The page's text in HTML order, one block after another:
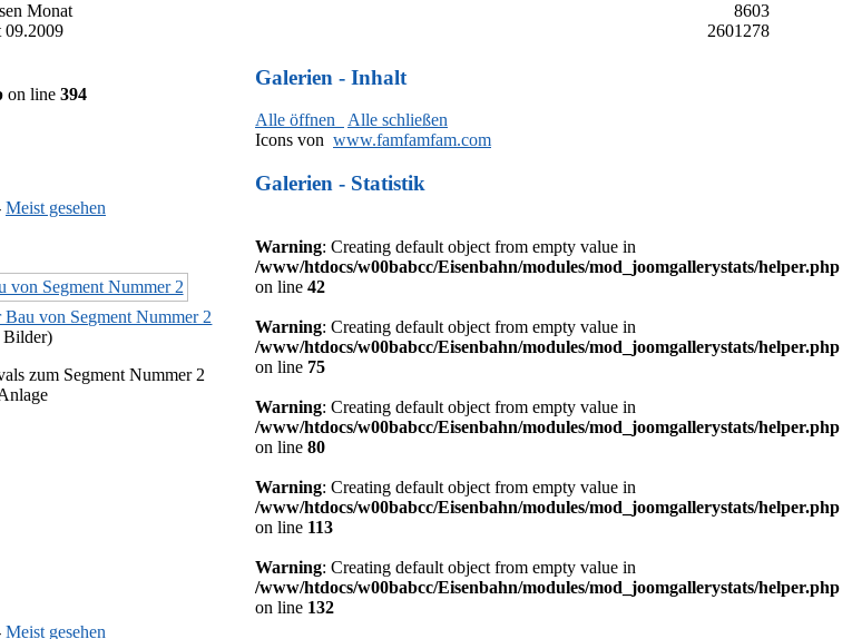
Monat
8603
09.2009
2601278
on line 394
Meist gesehen
von Segment Nummer 2
Bilder)
zum Segment Nummer 2
Meist gesehen
Galerien - Inhalt
Alle öffnen
Alle schließen
Icons von www.famfamfam.com
Galerien - Statistik
Warning: Creating default object from empty value in
/www/htdocs/w00babcc/Eisenbahn/modules/mod_joomgallerystats/helper.php
on line 42
Warning: Creating default object from empty value in
/www/htdocs/w00babcc/Eisenbahn/modules/mod_joomgallerystats/helper.php
on line 75
Warning: Creating default object from empty value in
/www/htdocs/w00babcc/Eisenbahn/modules/mod_joomgallerystats/helper.php
on line 80
Warning: Creating default object from empty value in
/www/htdocs/w00babcc/Eisenbahn/modules/mod_joomgallerystats/helper.php
on line 113
Warning: Creating default object from empty value in
/www/htdocs/w00babcc/Eisenbahn/modules/mod_joomgallerystats/helper.php
on line 132